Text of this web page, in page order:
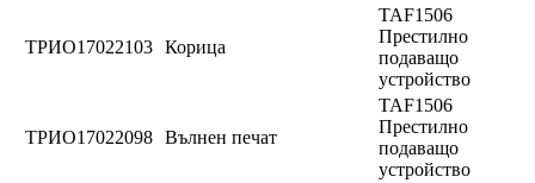
ТРИО17022103 Корица
TAF1506
Престилно
подаващо
устройство
ТРИО17022098 Вълнен печат
TAF1506
Престилно
подаващо
устройство